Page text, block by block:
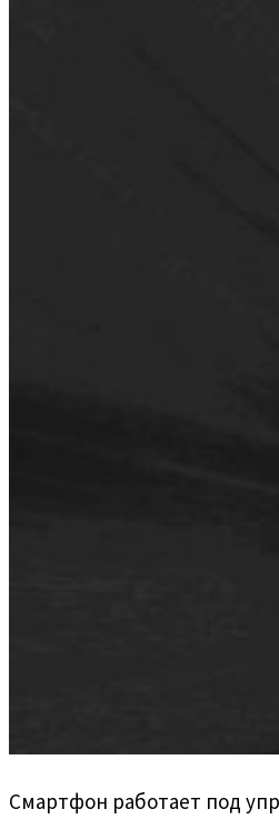
Смартфон работает под